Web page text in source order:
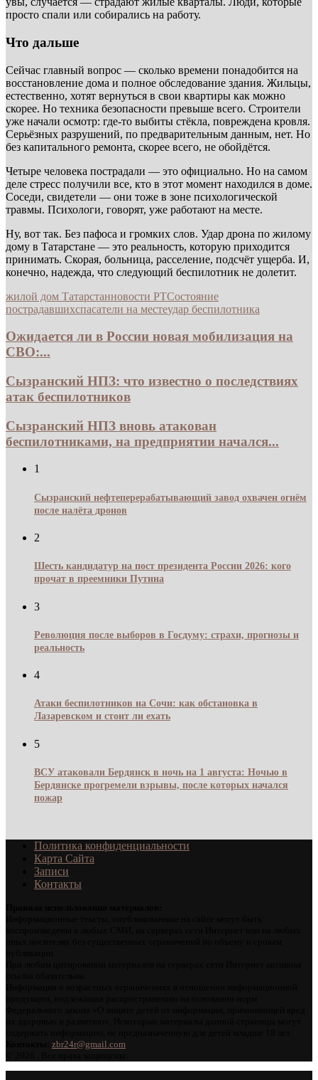
просто спали или собирались на работу.
Что дальше
Сейчас главный вопрос — сколько времени понадобится на
восстановление дома и полное обследование здания. Жильцы,
естественно, хотят вернуться в свои квартиры как можно
скорее. Но техника безопасности превыше всего. Строители
уже начали осмотр: где-то выбиты стёкла, повреждена кровля.
Серьёзных разрушений, по предварительным данным, нет. Но
без капитального ремонта, скорее всего, не обойдётся.
Четыре человека пострадали — это официально. Но на самом
деле стресс получили все, кто в этот момент находился в доме.
Соседи, свидетели — они тоже в зоне психологической
травмы. Психологи, говорят, уже работают на месте.
Ну, вот так. Без пафоса и громких слов. Удар дрона по жилому
дому в Татарстане — это реальность, которую приходится
принимать. Скорая, больница, расселение, подсчёт ущерба. И,
конечно, надежда, что следующий беспилотник не долетит.
жилой дом Татарстанновости РТСостояние
пострадавшихспасатели на местеудар беспилотника
Ожидается ли в России новая мобилизация на
СВО:...
Сызранский НПЗ: что известно о последствиях
атак беспилотников
Сызранский НПЗ вновь атакован
беспилотниками, на предприятии начался...
1
Сызранский нефтеперерабатывающий завод охвачен огнём
после налёта дронов
2
Шесть кандидатур на пост президента России 2026: кого
прочат в преемники Путина
3
Революция после выборов в Госдуму: страхи, прогнозы и
реальность
4
Атаки беспилотников на Сочи: как обстановка в
Лазаревском и стоит ли ехать
5
ВСУ атаковали Бердянск в ночь на 1 августа: Ночью в
Бердянске прогремели взрывы, после которых начался
пожар
Политика конфиденциальности
Карта Сайта
Записи
Контакты
zbr24r@gmail.com